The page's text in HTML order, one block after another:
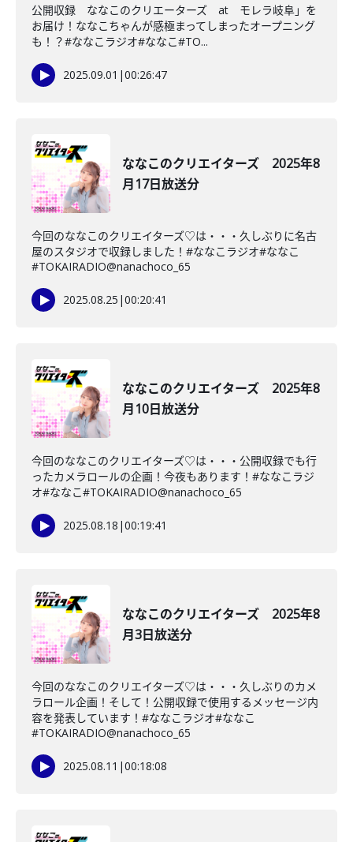
公開収録 ななこのクリエーターズ at モレラ岐阜」を
お届け！ななこちゃんが感極まってしまったオープニング
も！？#ななこラジオ#ななこ#TO...
2025.09.01 |00:26:47
ななこのクリエイターズ 2025年8
月17日放送分
今回のななこのクリエイターズ♡は・・・久しぶりに名古
屋のスタジオで収録しました！#ななこラジオ#ななこ
#TOKAIRADIO@nanachoco_65
2025.08.25 |00:20:41
ななこのクリエイターズ 2025年8
月10日放送分
今回のななこのクリエイターズ♡は・・・公開収録でも行
ったカメラロールの企画！今夜もあります！#ななこラジ
オ#ななこ#TOKAIRADIO@nanachoco_65
2025.08.18 |00:19:41
ななこのクリエイターズ 2025年8
月3日放送分
今回のななこのクリエイターズ♡は・・・久しぶりのカメ
ラロール企画！そして！公開収録で使用するメッセージ内
容を発表しています！#ななこラジオ#ななこ
#TOKAIRADIO@nanachoco_65
2025.08.11 |00:18:08